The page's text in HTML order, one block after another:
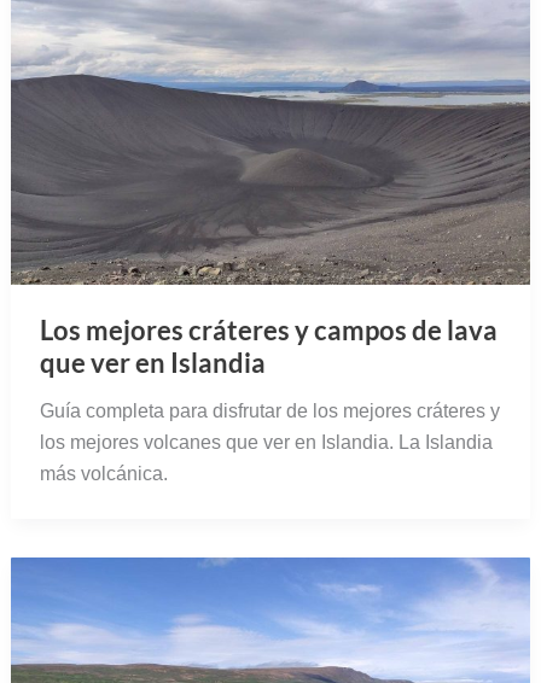
Los mejores cráteres y campos de lava
que ver en Islandia
Guía completa para disfrutar de los mejores cráteres y
los mejores volcanes que ver en Islandia. La Islandia
más volcánica.